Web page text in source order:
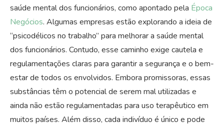
saúde mental dos funcionários, como apontado pela Época
Negócios. Algumas empresas estão explorando a ideia de
“psicodélicos no trabalho” para melhorar a saúde mental
dos funcionários. Contudo, esse caminho exige cautela e
regulamentações claras para garantir a segurança e o bem-
estar de todos os envolvidos. Embora promissoras, essas
substâncias têm o potencial de serem mal utilizadas e
ainda não estão regulamentadas para uso terapêutico em
muitos países. Além disso, cada indivíduo é único e pode